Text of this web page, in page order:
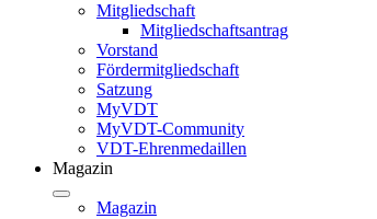
Mitgliedschaft
Mitgliedschaftsantrag
Vorstand
Fördermitgliedschaft
Satzung
MyVDT
MyVDT-Community
VDT-Ehrenmedaillen
Magazin
Magazin